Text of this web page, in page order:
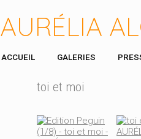
AURÉLIA
ACCUEIL GALERIES
toi et moi